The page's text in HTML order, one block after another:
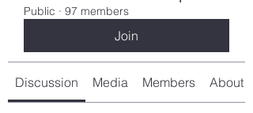
Public · 97 members
Join
Discussion Media Members About